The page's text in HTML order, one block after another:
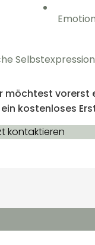
Selbstexpression
vorerst
kostenloses
kontaktieren